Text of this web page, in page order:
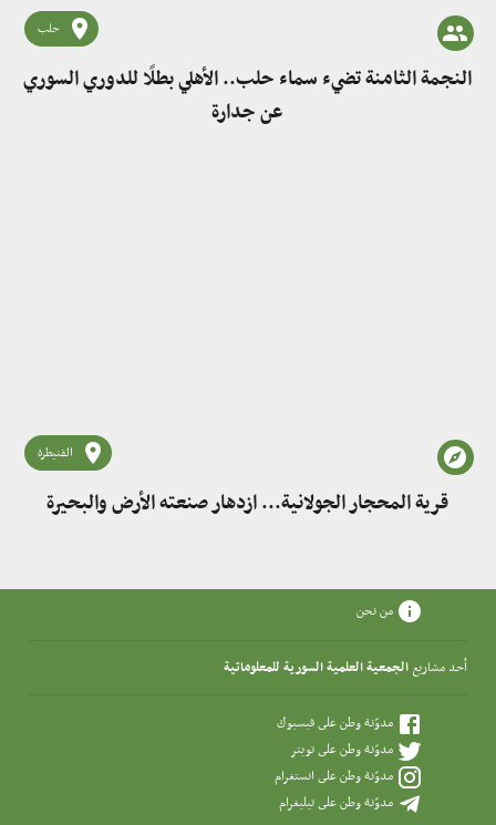
حلب
النجمة الثامنة تضيء سماء حلب.. الأهلي بطلًا للدوري السوري
عن جدارة
القنيطرة
قرية المحجار الجولانية... ازدهار صنعته الأرض والبحيرة
من نحن
أحد مشاريع الجمعية العلمية السورية للمعلوماتية
مدوّنة وطن على فيسبوك
مدوّنة وطن على تويتر
مدوّنة وطن على انستغرام
مدوّنة وطن على تيليغرام